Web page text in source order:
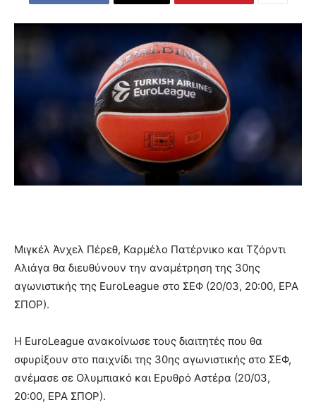
Μιγκέλ Άνχελ Πέρεθ, Καρμέλο Πατέρνικο και Τζόρντι
Αλιάγα θα διευθύνουν την αναμέτρηση της 30ης
αγωνιστικής της EuroLeague στο ΣΕΦ (20/03, 20:00, ΕΡΑ
ΣΠΟΡ).
Η EuroLeague ανακοίνωσε τους διαιτητές που θα
σφυρίξουν στο παιχνίδι της 30ης αγωνιστικής στο ΣΕΦ,
ανέμασε σε Ολυμπιακό και Ερυθρό Αστέρα (20/03,
20:00, ΕΡΑ ΣΠΟΡ).